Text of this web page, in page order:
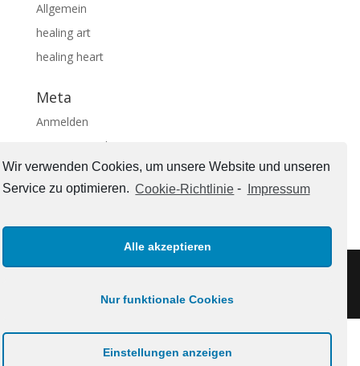
Wir verwenden Cookies, um unsere Website und unseren
Service zu optimieren. Cookie-Richtlinie - Impressum
Alle akzeptieren
Nur funktionale Cookies
Einstellungen anzeigen
Allgemein
healing art
healing heart
Meta
Anmelden
Eintrags-Feed
Kommentar-Feed
WordPress.org
Impressum